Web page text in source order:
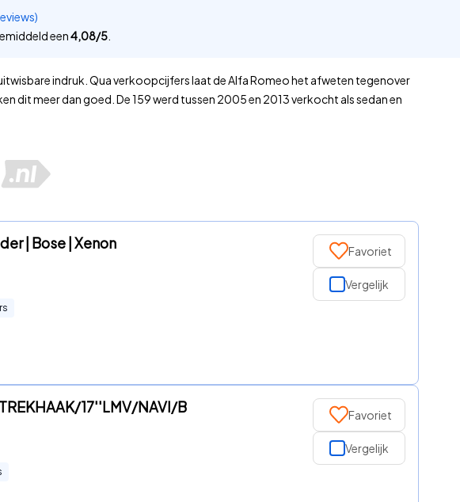
een4,08/5.
indruk. Qua verkoopcijfers laat de Alfa Romeo het afweten tegenover
dit meer dan goed. De 159 werd tussen 2005 en 2013 verkocht als sedan en
| Bose | Xenon Favoriet
Vergelijk
17''LMV/NAVI/B Favoriet
Vergelijk